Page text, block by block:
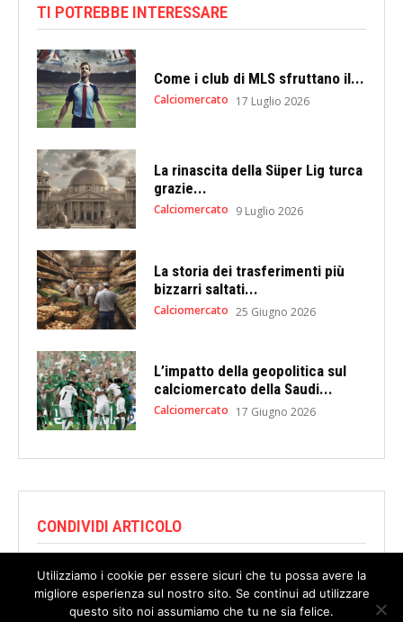
TI POTREBBE INTERESSARE
Come i club di MLS sfruttano il...
Calciomercato 17 Luglio 2026
La rinascita della Süper Lig turca
grazie...
Calciomercato 9 Luglio 2026
La storia dei trasferimenti più
bizzarri saltati...
Calciomercato 25 Giugno 2026
L’impatto della geopolitica sul
calciomercato della Saudi...
Calciomercato 17 Giugno 2026
CONDIVIDI ARTICOLO
Utilizziamo i cookie per essere sicuri che tu possa avere la
migliore esperienza sul nostro sito. Se continui ad utilizzare
questo sito noi assumiamo che tu ne sia felice.